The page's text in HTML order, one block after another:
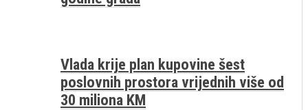
Vlada krije plan kupovine šest
poslovnih prostora vrijednih više od
30 miliona KM